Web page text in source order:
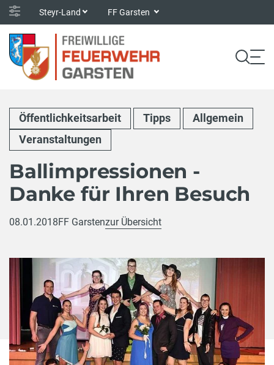
Steyr-Land FF Garsten
Öffentlichkeitsarbeit Tipps
Allgemein
Veranstaltungen
Ballimpressionen -
Danke für Ihren Besuch
08.01.2018FF Garstenzur Übersicht